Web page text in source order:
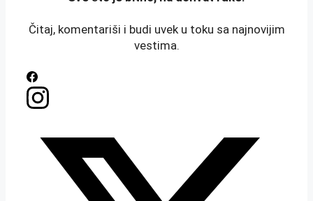
Čitaj, komentariši i budi uvek u toku sa najnovijim
vestima.